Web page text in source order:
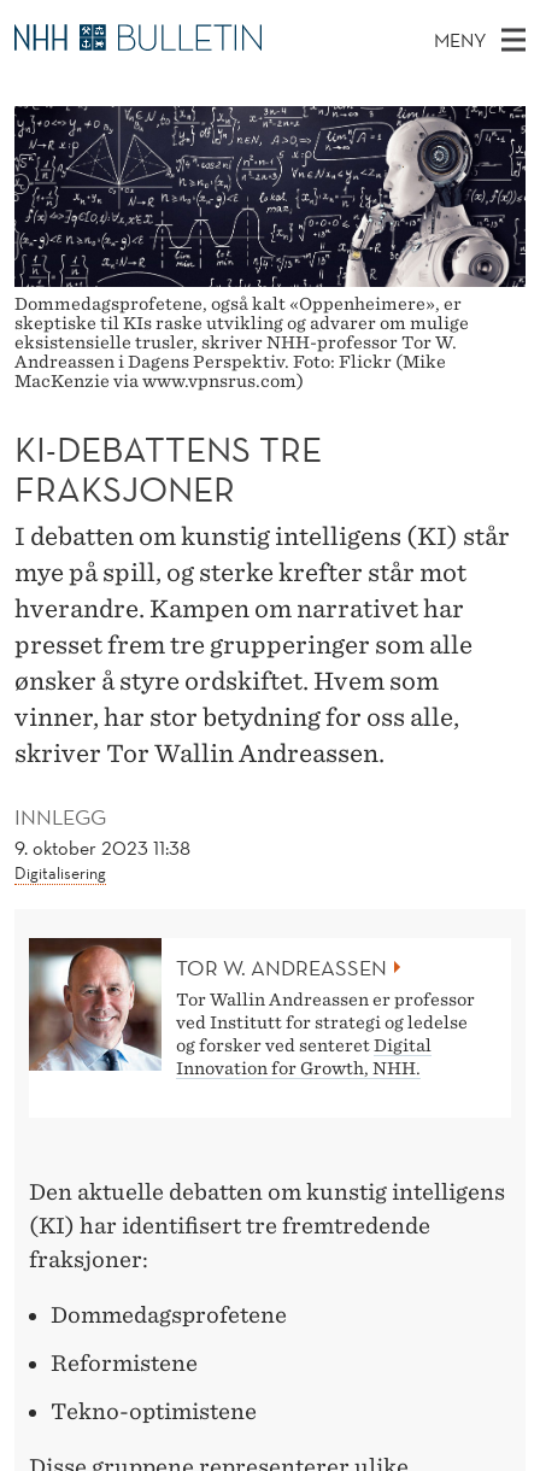
K
D
E
B
A
T
T
N
S
T
R
E
F
R
K
S
MENY
O
V
E
D
M
E
N
Y
Ø
K
I
N
E
T
T
S
T
E
D
E
T
Stipendiater og nye forskerprofiler
Disputaser
Ekspertutvalg
Om Bulletin
Dommedagsprofetene, også kalt «Oppenheimere», er
skeptiske til KIs raske utvikling og advarer om mulige
eksistensielle trusler, skriver NHH-professor Tor W.
Andreassen i Dagens Perspektiv. Foto: Flickr (Mike
MacKenzie via www.vpnsrus.com)
INNLEGG
9. oktober 2023 11:38
Digitalisering
KI-DEBATTENS TRE
FRAKSJONER
I debatten om kunstig intelligens (KI) står
mye på spill, og sterke krefter står mot
hverandre. Kampen om narrativet har
presset frem tre grupperinger som alle
ønsker å styre ordskiftet. Hvem som
vinner, har stor betydning for oss alle,
skriver Tor Wallin Andreassen.
TOR W. ANDREASSEN
Tor Wallin Andreassen er professor
ved Institutt for strategi og ledelse
og forsker ved senteretDigital
Innovation for Growth, NHH.
Den aktuelle debatten om kunstig intelligens
(KI) har identifisert tre fremtredende
fraksjoner:
Dommedagsprofetene
Reformistene
Tekno-optimistene